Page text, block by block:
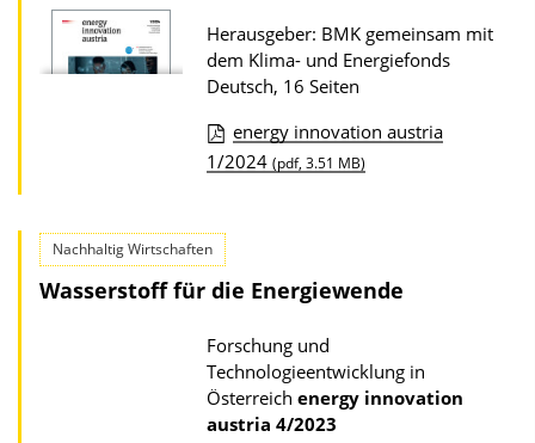
u
r
P
u
i
k
t
i
o
Herausgeber: BMK gemeinsam mit
dem Klima- und Energiefonds
Deutsch, 16 Seiten
D
w
n
l
a
d
s
energy innovation austria
1/2024 (pdf, 3.51 MB)
Nachhaltig Wirtschaften
Wasserstoff für die Energiewende
Forschung und
Technologieentwicklung in
Österreich energy innovation
austria 4/2023